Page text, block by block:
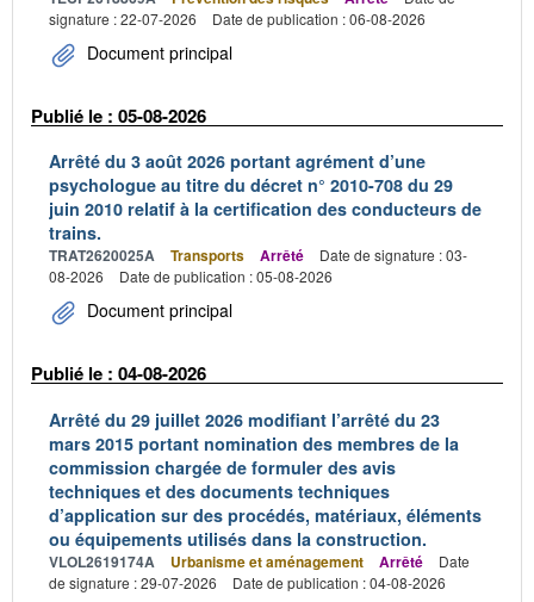
signature : 22-07-2026
Date de publication : 06-08-2026
Document principal
Publié le : 05-08-2026
Arrêté du 3 août 2026 portant agrément d’une
psychologue au titre du décret n° 2010-708 du 29
juin 2010 relatif à la certification des conducteurs de
trains.
TRAT2620025A Transports Arrêté
Date de signature : 03-
08-2026
Date de publication : 05-08-2026
Document principal
Publié le : 04-08-2026
Arrêté du 29 juillet 2026 modifiant l’arrêté du 23
mars 2015 portant nomination des membres de la
commission chargée de formuler des avis
techniques et des documents techniques
d’application sur des procédés, matériaux, éléments
ou équipements utilisés dans la construction.
VLOL2619174A Urbanisme et aménagement Arrêté
Date
de signature : 29-07-2026
Date de publication : 04-08-2026